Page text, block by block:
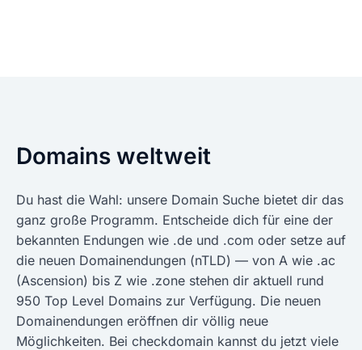
Domains weltweit
Du hast die Wahl: unsere Domain Suche bietet dir das
ganz große Programm. Entscheide dich für eine der
bekannten Endungen wie .de und .com oder setze auf
die neuen Domainendungen (nTLD) — von A wie .ac
(Ascension) bis Z wie .zone stehen dir aktuell rund
950 Top Level Domains zur Verfügung. Die neuen
Domainendungen eröffnen dir völlig neue
Möglichkeiten. Bei checkdomain kannst du jetzt viele